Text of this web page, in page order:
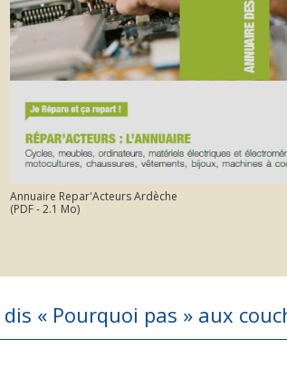
Annuaire Repar'Acteurs Ardèche
(PDF - 2.1 Mo)
dis « Pourquoi pas » aux